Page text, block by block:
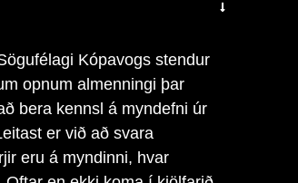
Kópavogs stendur
opnum almenningi þar
bera kennsl á myndefni úr
er við að svara
eru á myndinni, hvar